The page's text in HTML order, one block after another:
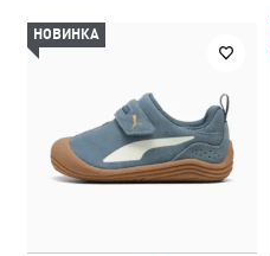
НОВИНКА